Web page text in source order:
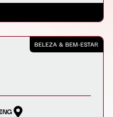
BELEZA & BEM-ESTAR